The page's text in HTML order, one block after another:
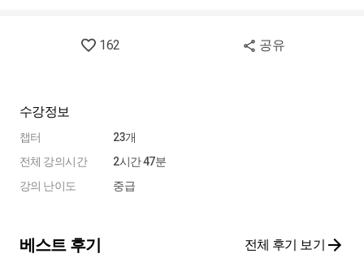
162 공유
수강정보
챕터
전체 강의시간
강의 난이도
23개
2시간 47분
중급
베스트 후기 전체 후기 보기